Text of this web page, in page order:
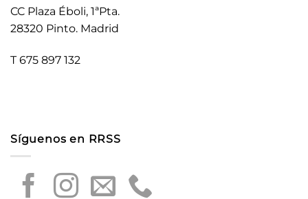
CC Plaza Éboli, 1ªPta.
28320 Pinto. Madrid
T 675 897 132
Síguenos en RRSS